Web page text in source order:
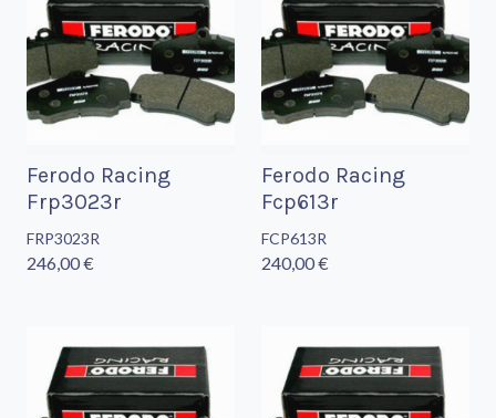
Ferodo Racing
Frp3023r
FRP3023R
246,00 €
Ferodo Racing
Fcp613r
FCP613R
240,00 €